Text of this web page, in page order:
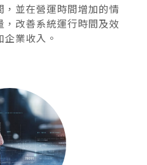
，並在營運時間增加的情
改善系統運行時間及效
企業收入。